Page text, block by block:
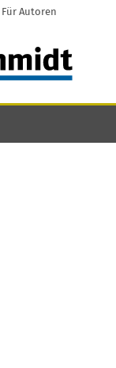
Für Autoren